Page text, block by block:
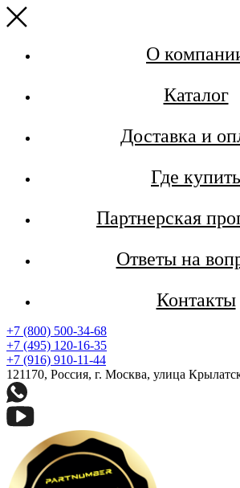
О
Каталог
Доставка и
Где купить
Партнерская
Ответы на
Контакты
+7 (800) 500-34-68
+7 (495) 120-16-35
+7 (916) 910-11-44
121170, Россия, г. Москва, улица